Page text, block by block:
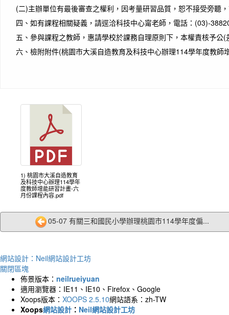
(二)主辦單位有最後審查之權利，因考量研習品質，恕不接受旁聽
四、 如有課程相關疑義，請逕洽科技中心甯老師，電話：(03)-
五、 參與課程之教師，惠請學校於課務自理原則下，本權責核予公(
六、 檢附附件(桃園市大溪自造教育及科技中心辦理114學年度教師
1) 桃園市大溪自造教育
及科技中心辦理114學年
度教師增能研習計畫-六
月份課程內容.pdf
05-07 有關三和國民小學辦理桃園市114學年度偏...
網站設計：Neil網站設計工坊
關閉區塊
佈景版本： neilrueiyuan
適用瀏覽器：IE11、IE10、Firefox、Google
Xoops版本： XOOPS 2.5.10網站語系：zh-TW
Xoops網站設計 ： Neil網站設計工坊